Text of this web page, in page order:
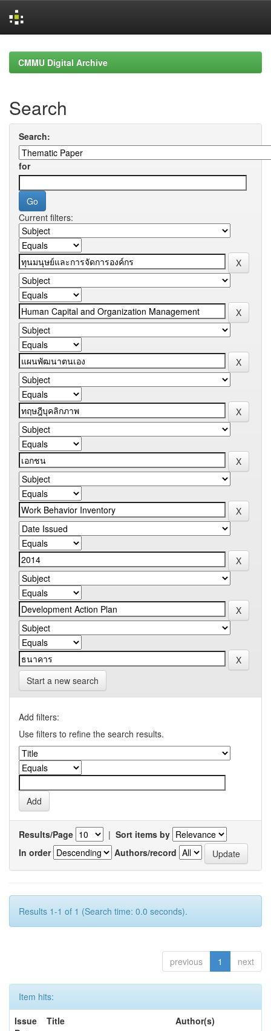
navigationCMMU Digital Archive
Search
Search:
for
Current filters:
Start a new search
Add filters:
Use filters to refine the search results.
Results/Page | Sort items by
In order
Authors/record
Results 1-1 of 1 (Search time: 0.0 seconds).
previous 1 next
Item hits:
Issue
Title Author(s)